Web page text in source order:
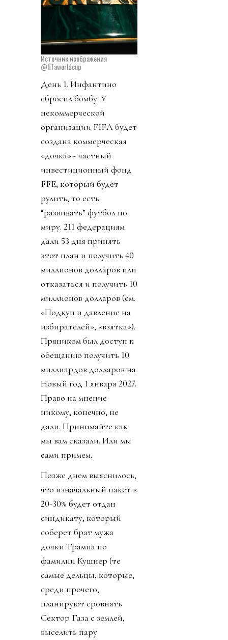
Источник изображения
@fifaworldcup
День 1. Инфантино
сбросил бомбу. У
некоммерческой
организации FIFA будет
создана коммерческая
«дочка» - частный
инвестиционный фонд
FFE, который будет
рулить, то есть
“развивать” футбол по
миру. 211 федерациям
дали 53 дня принять
этот план и получить 40
миллионов долларов или
отказаться и получить 10
миллионов долларов (см.
«Подкуп и давление на
избирателей», «взятка»).
Пряником был доступ к
обещанию получить 10
миллиардов долларов на
Новый год 1 января 2027.
Право на мнение
никому, конечно, не
дали. Принимайте как
мы вам сказали. Или мы
сами примем.
Позже днем выяснилось,
что изначальный пакет в
20-30% будет отдан
синдикату, который
соберет брат мужа
дочки Трампа по
фамилии Кушнер (те
самые дельцы, которые,
среди прочего,
планируют сровнять
Сектор Газа с землей,
выселить пару